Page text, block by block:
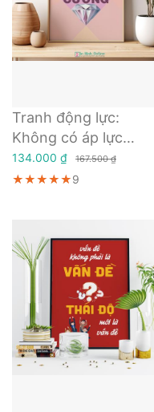
Tranh động lực:
Không có áp lực
không có kim cương
134.000 ₫ 167.500 ₫
★★★★★
★★★★★
★★★★★9